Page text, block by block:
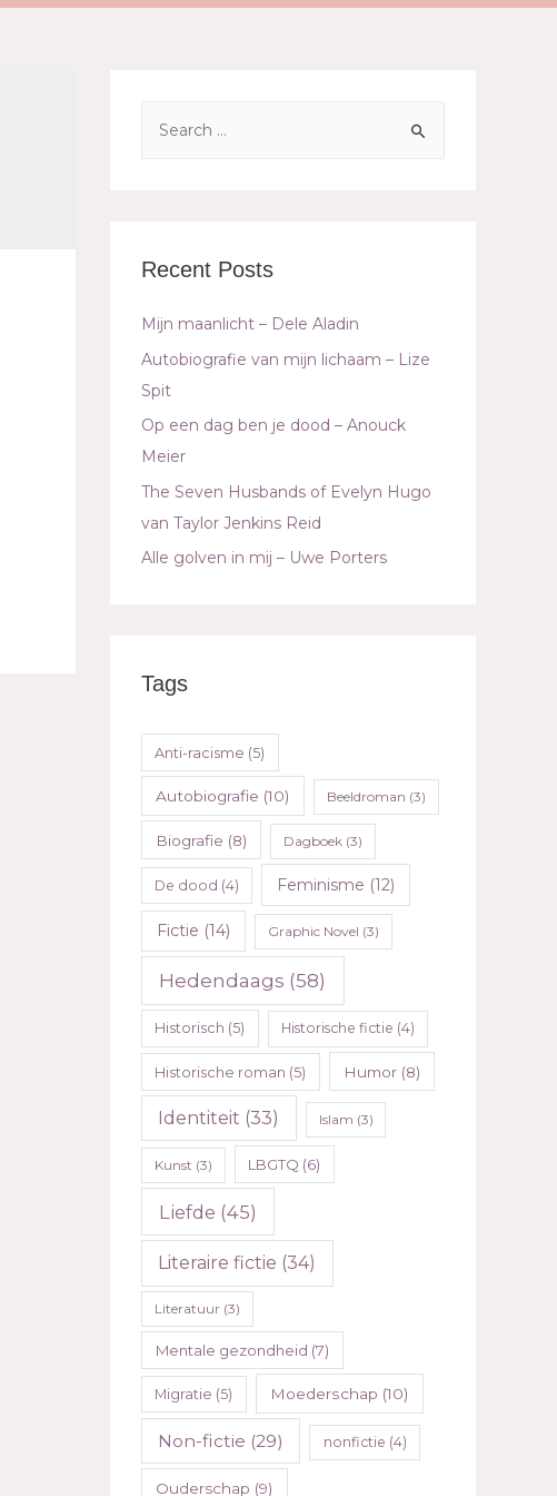
Recent Posts
Mijn maanlicht – Dele Aladin
Autobiografie van mijn lichaam – Lize
Spit
Op een dag ben je dood – Anouck
Meier
The Seven Husbands of Evelyn Hugo
van Taylor Jenkins Reid
Alle golven in mij – Uwe Porters
Tags
Anti-racisme (5)
Autobiografie (10) Beeldroman (3)
Biografie (8) Dagboek (3)
De dood (4) Feminisme (12)
Fictie (14) Graphic Novel (3)
Hedendaags (58)
Historisch (5) Historische fictie (4)
Historische roman (5) Humor (8)
Identiteit (33) Islam (3)
Kunst (3) LBGTQ (6)
Liefde (45)
Literaire fictie (34)
Literatuur(3)
Mentale gezondheid (7)
Migratie (5) Moederschap (10)
Non-fictie (29) nonfictie (4)
Ouderschap (9)